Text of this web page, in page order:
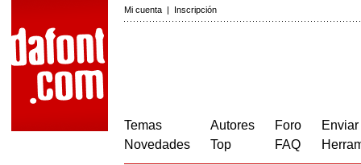
Mi cuenta | Inscripción
Temas
Novedades
Autores
Top
Foro
FAQ